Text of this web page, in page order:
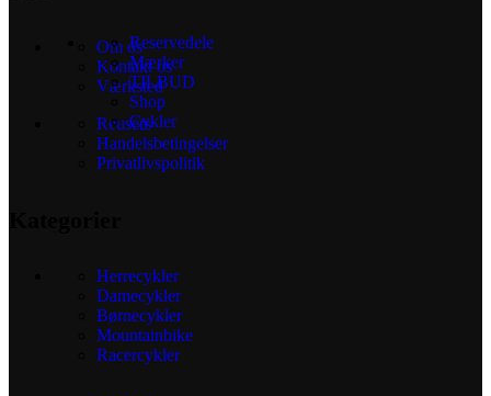
Om os
Kontakt os
Værksted
Reusers
Handelsbetingelser
Privatlivspolitik
Herrecykler
Damecykler
Børnecykler
Mountainbike
Racercykler
Reservedele
Mærker
TILBUD
Shop
Cykler